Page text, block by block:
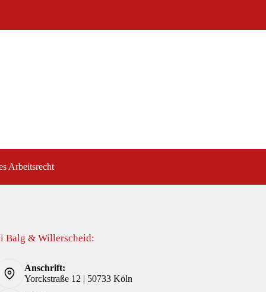
Arbeitsrecht
Balg & Willerscheid:
Anschrift:
Yorckstraße 12 | 50733 Köln